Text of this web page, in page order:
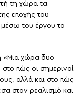
τη χώρα τα
εποχής του
μέσω του έργου το
«Μια χώρα δυο
πώς οι σημερινοί
αλλά και στο πώς
στον ρεαλισμό και